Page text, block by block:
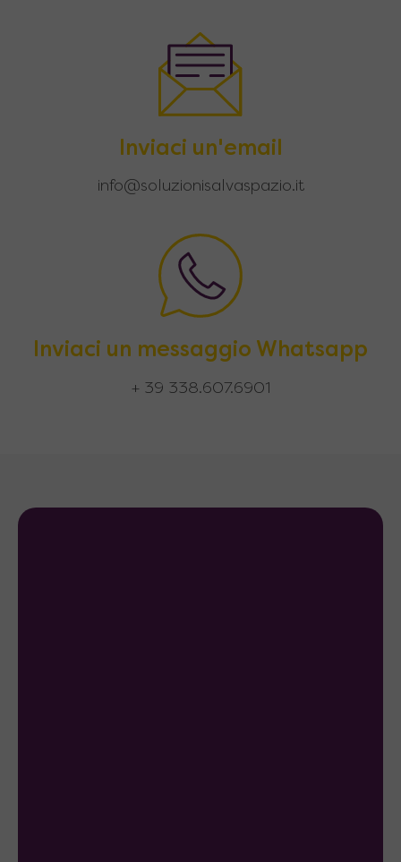
Inviaci un'email
info@soluzionisalvaspazio.it
Inviaci un messaggio Whatsapp
+ 39 338.607.6901